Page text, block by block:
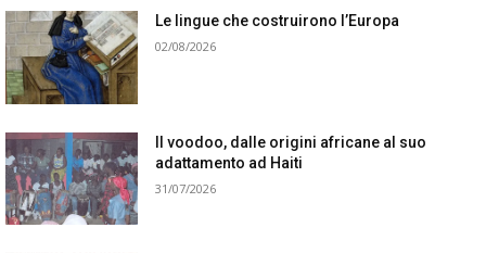
Le lingue che costruirono l’Europa
02/08/2026
Il voodoo, dalle origini africane al suo
adattamento ad Haiti
31/07/2026